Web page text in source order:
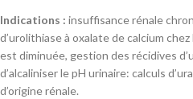
Indications : insuffisance rénale
d’urolithiase à oxalate de calcium
est diminuée, gestion des récidives
d’alcaliniser le pH urinaire: calculs
d’origine rénale.